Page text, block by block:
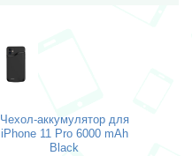
Чехол-аккумулятор для
iPhone 11 Pro 6000 mAh
Black